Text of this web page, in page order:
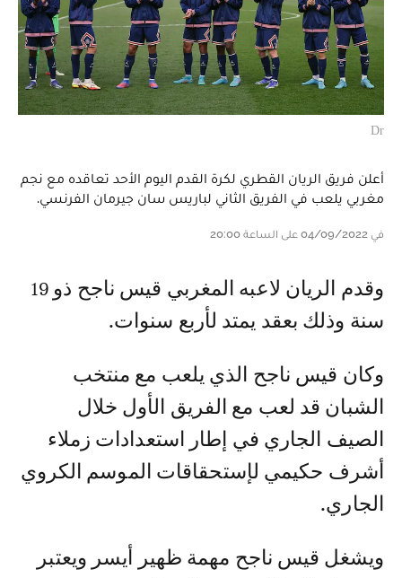
Dr
أعلن فريق الريان القطري لكرة القدم اليوم الأحد تعاقده مع نجم
مغربي يلعب في الفريق الثاني لباريس سان جيرمان الفرنسي.
في 04/09/2022 على الساعة 20:00
وقدم الريان لاعبه المغربي قيس ناجح ذو 19
سنة وذلك بعقد يمتد لأربع سنوات.
وكان قيس ناجح الذي يلعب مع منتخب
الشبان قد لعب مع الفريق الأول خلال
الصيف الجاري في إطار استعدادات زملاء
أشرف حكيمي لإستحقاقات الموسم الكروي
الجاري.
ويشغل قيس ناجح مهمة ظهير أيسر ويعتبر